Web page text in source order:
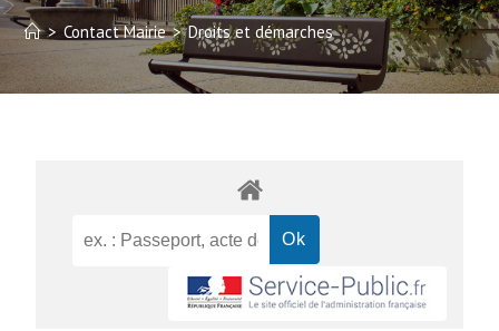
> Contact Mairie > Droits et démarches